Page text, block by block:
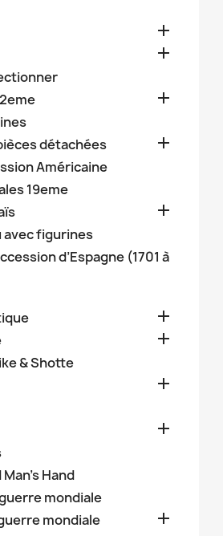



détachées

Américaine
19eme

avec figurines
d’Espagne (1701 à


& Shotte


Hand
mondiale
mondiale
